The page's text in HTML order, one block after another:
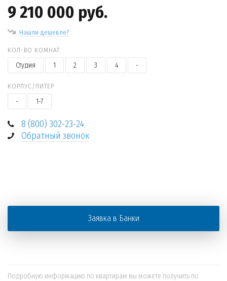
9 210 000 руб.
Нашли дешевле?
КОЛ-ВО КОМНАТ
Студия 1 2 3 4 -
КОРПУС/ЛИТЕР
- 1-7
8 (800) 302-23-24
Обратный звонок
Заявка в Банки
Подробную информацию по квартирам вы можете получить по